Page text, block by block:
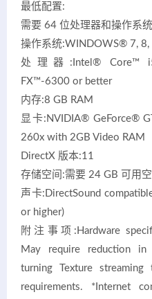
最低配置:
需要 64 位处理器和操作系统
操作系统:WINDOWS® 7, 8,
处理器:Intel® Core™
FX™-6300 or better
内存:8 GB RAM
显卡:NVIDIA® GeForce®
260x with 2GB Video RAM
DirectX 版本:11
存储空间:需要 24 GB 可用空
声卡:DirectSound
or higher)
附注事项:Hardware
May require reduction
turning Texture
requirements. *Internet